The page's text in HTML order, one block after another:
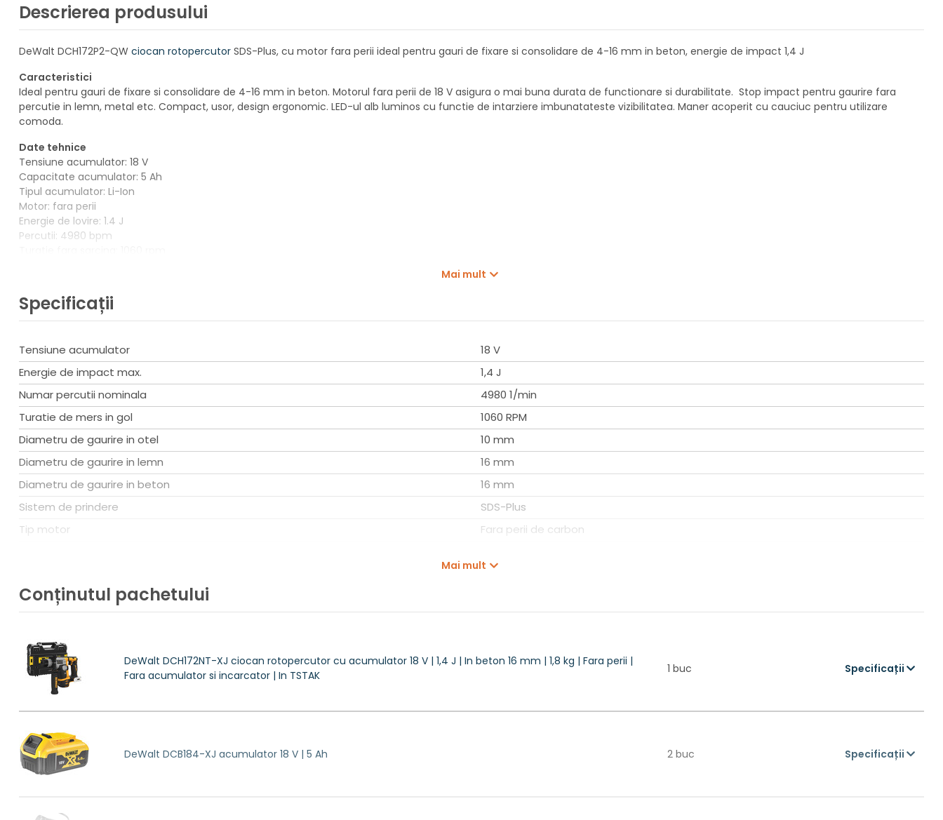
Descrierea produsului
DeWalt DCH172P2-QW ciocan rotopercutor SDS-Plus, cu motor fara perii ideal pentru gauri de fixare si consolidare de 4-16 mm in beton, energie de impact 1,4 J
Caracteristici
Ideal pentru gauri de fixare si consolidare de 4-16 mm in beton. Motorul fara perii de 18 V asigura o mai buna durata de functionare si durabilitate. Stop impact pentru gaurire fara
percutie in lemn, metal etc. Compact, usor, design ergonomic. LED-ul alb luminos cu functie de intarziere imbunatateste vizibilitatea. Maner acoperit cu cauciuc pentru utilizare
comoda.
Date tehnice
Tensiune acumulator: 18 V
Capacitate acumulator: 5 Ah
Tipul acumulator: Li-Ion
Motor: fara perii
Energie de lovire: 1.4 J
Percutii: 4980 bpm
Lungime: 283 mm
Latime: 73 mm
Nivelul presiunii sonore: 87 dB(A)
Nivelul de vibratii in beton: 8,8 m/s²
Greutate: 2,4 kg
Mai mult
Specificații
Tensiune acumulator
18 V
Energie de impact max.
1,4 J
Numar percutii nominala
4980 1/min
Turatie de mers in gol
1060 RPM
Diametru de gaurire in otel
10 mm
Diametru de gaurire in lemn
16 mm
Diametru de gaurire in beton
16 mm
Sistem de prindere
SDS-Plus
Tip motor
Fara perii de carbon
Modul de daltuire
Pornire automata
Configuratie produs
2 x 5 Ah acumulatori + incarcator
Ambalaj
Greutate
2,4 kg
Tip ciocan rotopercutor
Mai mult
Conținutul pachetului
DeWalt DCH172NT-XJ ciocan rotopercutor cu acumulator 18 V | 1,4 J | In beton 16 mm | 1,8 kg | Fara perii |
Fara acumulator si incarcator | In TSTAK
1 buc Specificații
DeWalt DCB184-XJ acumulator 18 V | 5 Ah 2 buc Specificații